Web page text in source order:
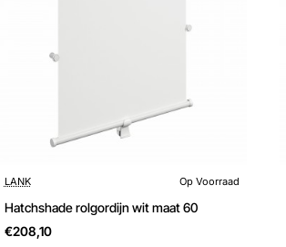
LANK Op Voorraad
Hatchshade rolgordijn wit maat 60
€208,10